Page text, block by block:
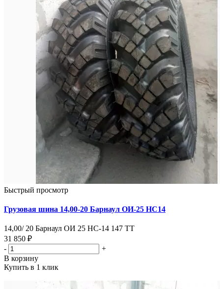
Быстрый просмотр
Грузовая шина 14,00-20 Барнаул ОИ-25 НС14
14,00/ 20 Барнаул ОИ 25 НС-14 147 ТТ
31 850 ₽
-
+
В корзину
Купить в 1 клик